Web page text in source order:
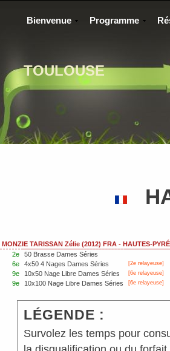
TOULOUSE
Bienvenue Programme
MONZIE TARISSAN Zélie (2012) FRA - HAUTES-
2e
50 Brasse Dames Séries
6e
4x50 4 Nages Dames Séries [2e relayeuse]
9e 10x50 Nage Libre Dames Séries [6e relayeuse]
9e 10x100 Nage Libre Dames Séries [6e relayeuse]
LÉGENDE :
Survolez les temps pour